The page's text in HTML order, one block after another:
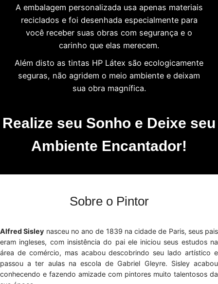
A embalagem personalizada usa apenas materiais
reciclados e foi desenhada especialmente para
você receber suas obras com segurança e o
carinho que elas merecem.
Além disto as tintas HP Látex são ecologicamente
seguras, não agridem o meio ambiente e deixam
sua obra magnífica.
Realize seu Sonho e Deixe seu
Ambiente Encantador!
Sobre o Pintor
Alfred Sisley nasceu no ano de 1839 na cidade de Paris, seus pais
eram ingleses, com insistência do pai ele iniciou seus estudos na
área de comércio, mas acabou descobrindo seu lado artístico e
passou a ter aulas na escola de Gabriel Gleyre. Sisley acabou
conhecendo e fazendo amizade com pintores muito talentosos da